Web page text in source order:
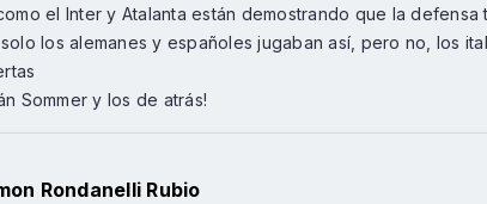
el Inter y Atalanta están demostrando que la defensa
los alemanes y españoles jugaban así, pero no, los
Sommer y los de atrás!
Rondanelli Rubio